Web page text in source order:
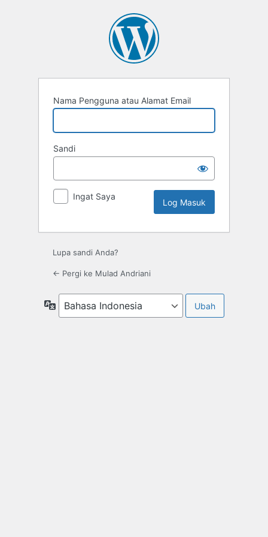
Nama Pengguna atau Alamat Email
Sandi
Ingat Saya
Lupa sandi Anda?
← Pergi ke Mulad Andriani
Bahasa